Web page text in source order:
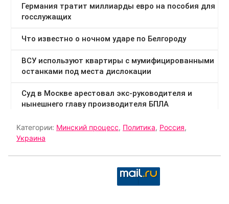
Категории: Минский процесс, Политика, Россия,
Украина